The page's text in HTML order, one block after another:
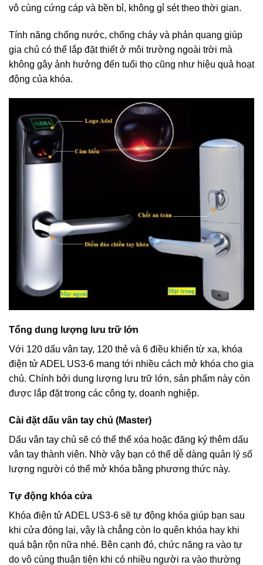
vô cùng cứng cáp và bền bỉ, không gỉ sét theo thời gian.
Tính năng chống nước, chống cháy và phản quang giúp
gia chủ có thể lắp đặt thiết ở môi trường ngoài trời mà
không gây ảnh hưởng đến tuổi thọ cũng như hiệu quả hoạt
động của khóa.
Tổng dung lượng lưu trữ lớn
Với 120 dấu vân tay, 120 thẻ và 6 điều khiển từ xa, khóa
điện tử ADEL US3-6 mang tới nhiều cách mở khóa cho gia
chủ. Chính bởi dung lượng lưu trữ lớn, sản phẩm này còn
được lắp đặt trong các công ty, doanh nghiệp.
Cài đặt dấu vân tay chủ (Master)
Dấu vân tay chủ sẽ có thể thể xóa hoặc đăng ký thêm dấu
vân tay thành viên. Nhờ vậy bạn có thể dễ dàng quản lý số
lượng người có thể mở khóa bằng phương thức này.
Tự động khóa cửa
Khóa điện tử ADEL US3-6 sẽ tự động khóa giúp bạn sau
khi cửa đóng lại, vậy là chẳng còn lo quên khóa hay khi
quá bận rộn nữa nhé. Bên cạnh đó, chức năng ra vào tự
do vô cùng thuận tiện khi có nhiều người ra vào thường